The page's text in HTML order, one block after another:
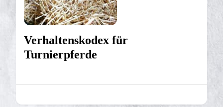
Verhaltenskodex für
Turnierpferde